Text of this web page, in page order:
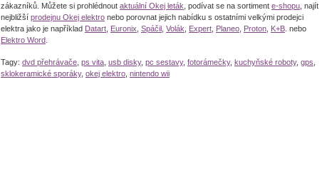
zákazníků. Můžete si prohlédnout aktuální Okej leták , podívat se na sortiment e-shopu , najít
nejbližší prodejnu Okej elektro nebo porovnat jejich nabídku s ostatními velkými prodejci
elektra jako je například Datart Euronix Spáčil Volák Expert Planeo Proton K+B . nebo
Elektro Word
Tagy: dvd přehrávače ps vita usb disky, pc sestavy, fotorámečky, kuchyňské roboty, gps
sklokeramické sporáky, okej elektro nintendo wii